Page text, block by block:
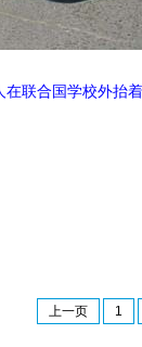
联合国学校外抬
上一页 1